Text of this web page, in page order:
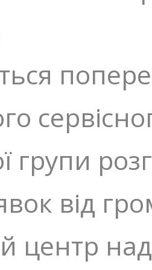
групи
від
центр